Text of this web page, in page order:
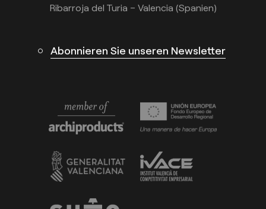
Ribarroja del Turia – Valencia (Spanien)
Abonnieren Sie unseren Newsletter